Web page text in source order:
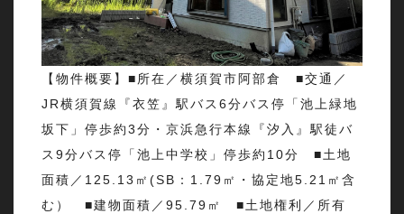
【物件概要】■所在／横須賀市阿部倉 ■交通／
JR横須賀線『衣笠』駅バス6分バス停「池上緑地
坂下」停歩約3分・京浜急行本線『汐入』駅徒バ
ス9分バス停「池上中学校」停歩約10分 ■土地
面積／125.13㎡(SB：1.79㎡・協定地5.21㎡含
む） ■建物面積／95.79㎡ ■土地権利／所有